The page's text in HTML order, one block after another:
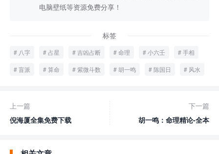
电脑壁纸等资源免费分享！
标签
八字 占星 吉凶占断 命理 小六壬 手相
盲派 算命 紫微斗数 胡一鸣 陈国日 风水
上一篇
倪海厦全集免费下载
下一篇
胡一鸣：命理精论-全本